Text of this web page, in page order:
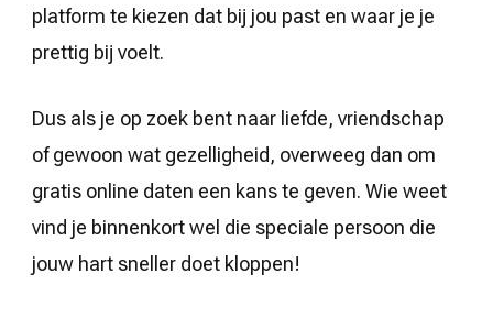
platform te kiezen dat bij jou past en waar je je
prettig bij voelt.
Dus als je op zoek bent naar liefde, vriendschap
of gewoon wat gezelligheid, overweeg dan om
gratis online daten een kans te geven. Wie weet
vind je binnenkort wel die speciale persoon die
jouw hart sneller doet kloppen!